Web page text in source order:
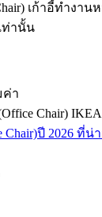
เก้าอี้ทำงา
ท่านั้น
า
Chair)
Chair)ปี 2026 ที่น่